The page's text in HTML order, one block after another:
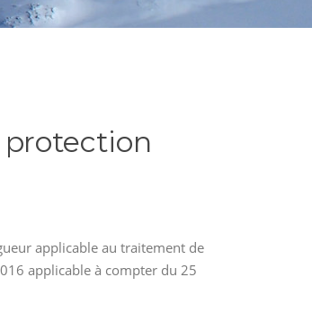
protection
applicable au traitement de
applicable à compter du 25